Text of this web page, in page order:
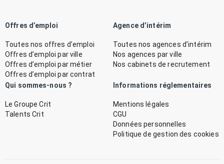
Offres d’emploi
Toutes nos offres d’emploi
Offres d’emploi par ville
Offres d’emploi par métier
Offres d’emploi par contrat
Agence d’intérim
Toutes nos agences d’intérim
Nos agences par ville
Nos cabinets de recrutement
Qui sommes-nous ?
Le Groupe Crit
Talents Crit
Informations réglementaires
Mentions légales
CGU
Données personnelles
Politique de gestion des cookies